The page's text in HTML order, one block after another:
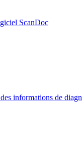
ScanDoc
informations de